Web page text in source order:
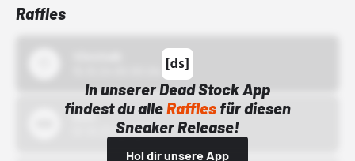
Raffles
In unserer Dead Stock App
findest du alleRafflesfür diesen
Sneaker Release!
Hol dir unsere App
Bstn
01.10.22 00:00 Uhr